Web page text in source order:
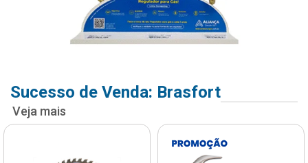
Sucesso de Venda: Brasfort
Veja mais